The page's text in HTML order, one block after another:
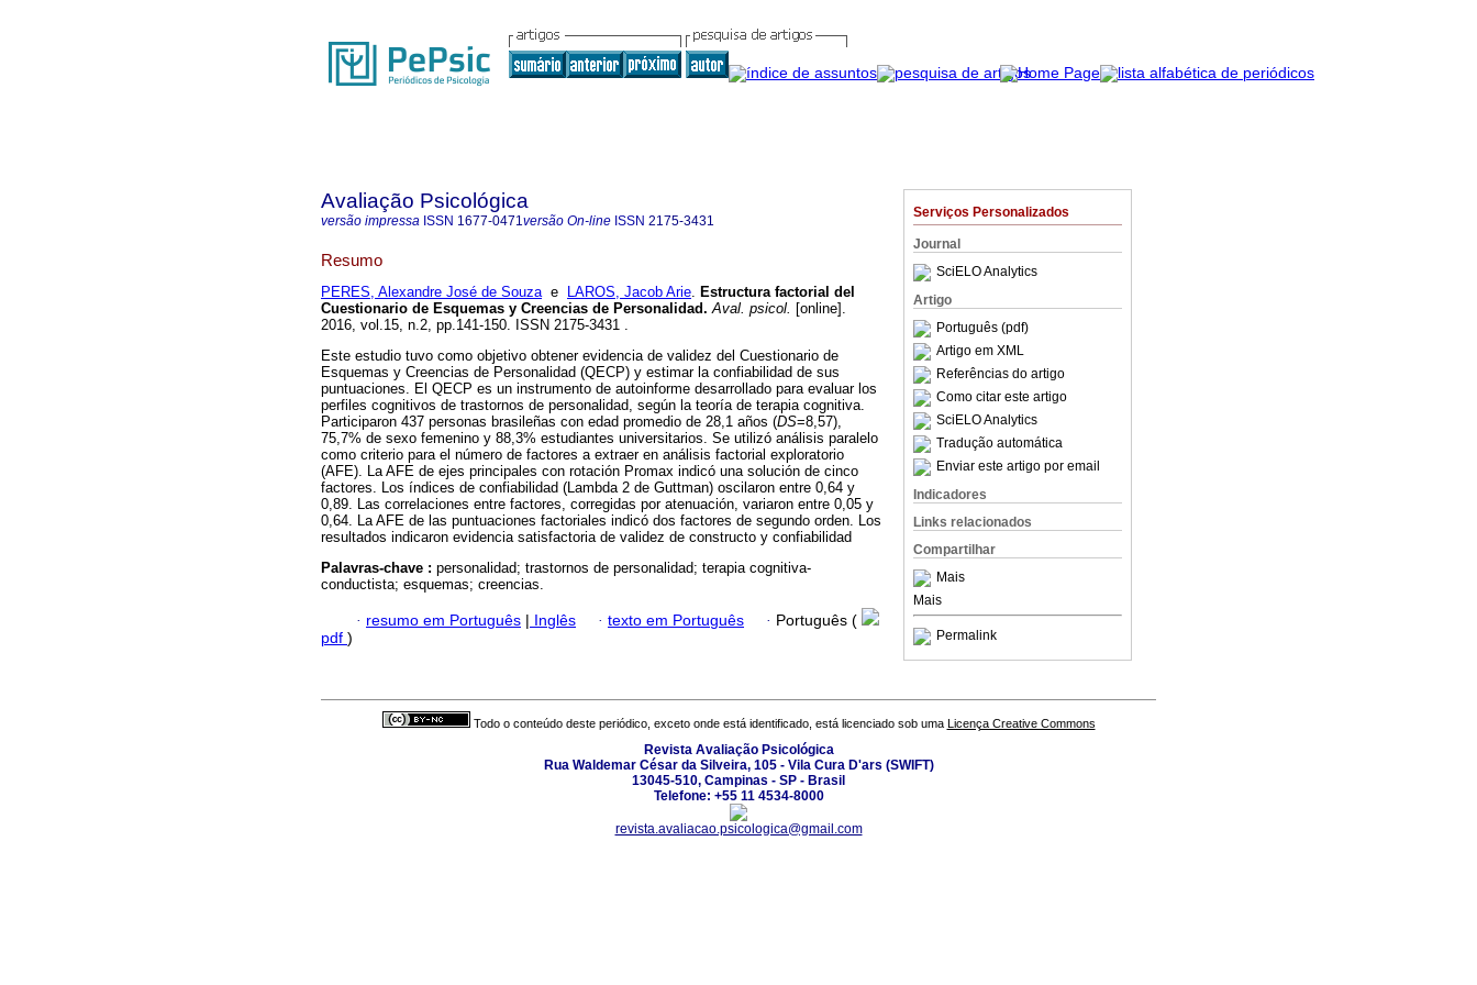
Serviços Personalizados
Journal
SciELO Analytics
Artigo
Português (pdf)
Artigo em XML
Referências do artigo
Como citar este artigo
SciELO Analytics
Tradução automática
Enviar este artigo por email
Indicadores
Links relacionados
Compartilhar
Mais
Mais
Permalink
Avaliação Psicológica
versão impressa ISSN 1677-0471versão On-line ISSN 2175-3431
Resumo
PERES, Alexandre José de Souzae LAROS, Jacob Arie. Estructura factorial del
Cuestionario de Esquemas y Creencias de Personalidad. Aval. psicol. [online].
2016, vol.15, n.2, pp.141-150. ISSN 2175-3431 .
Este estudio tuvo como objetivo obtener evidencia de validez del Cuestionario de
Esquemas y Creencias de Personalidad (QECP) y estimar la confiabilidad de sus
puntuaciones. El QECP es un instrumento de autoinforme desarrollado para evaluar los
perfiles cognitivos de trastornos de personalidad, según la teoría de terapia cognitiva.
Participaron 437 personas brasileñas con edad promedio de 28,1 años (DS=8,57),
75,7% de sexo femenino y 88,3% estudiantes universitarios. Se utilizó análisis paralelo
como criterio para el número de factores a extraer en análisis factorial exploratorio
(AFE). La AFE de ejes principales con rotación Promax indicó una solución de cinco
factores. Los índices de confiabilidad (Lambda 2 de Guttman) oscilaron entre 0,64 y
0,89. Las correlaciones entre factores, corregidas por atenuación, variaron entre 0,05 y
0,64. La AFE de las puntuaciones factoriales indicó dos factores de segundo orden. Los
resultados indicaron evidencia satisfactoria de validez de constructo y confiabilidad
Palavras-chave : personalidad; trastornos de personalidad; terapia cognitiva-
conductista; esquemas; creencias.
· resumo em Português | Inglês · texto em Português · Português (
pdf )
Todo o conteúdo deste periódico, exceto onde está identificado, está licenciado sob uma Licença Creative Commons
Revista Avaliação Psicológica
Rua Waldemar César da Silveira, 105 - Vila Cura D'ars (SWIFT)
13045-510, Campinas - SP - Brasil
Telefone: +55 11 4534-8000
revista.avaliacao.psicologica@gmail.com